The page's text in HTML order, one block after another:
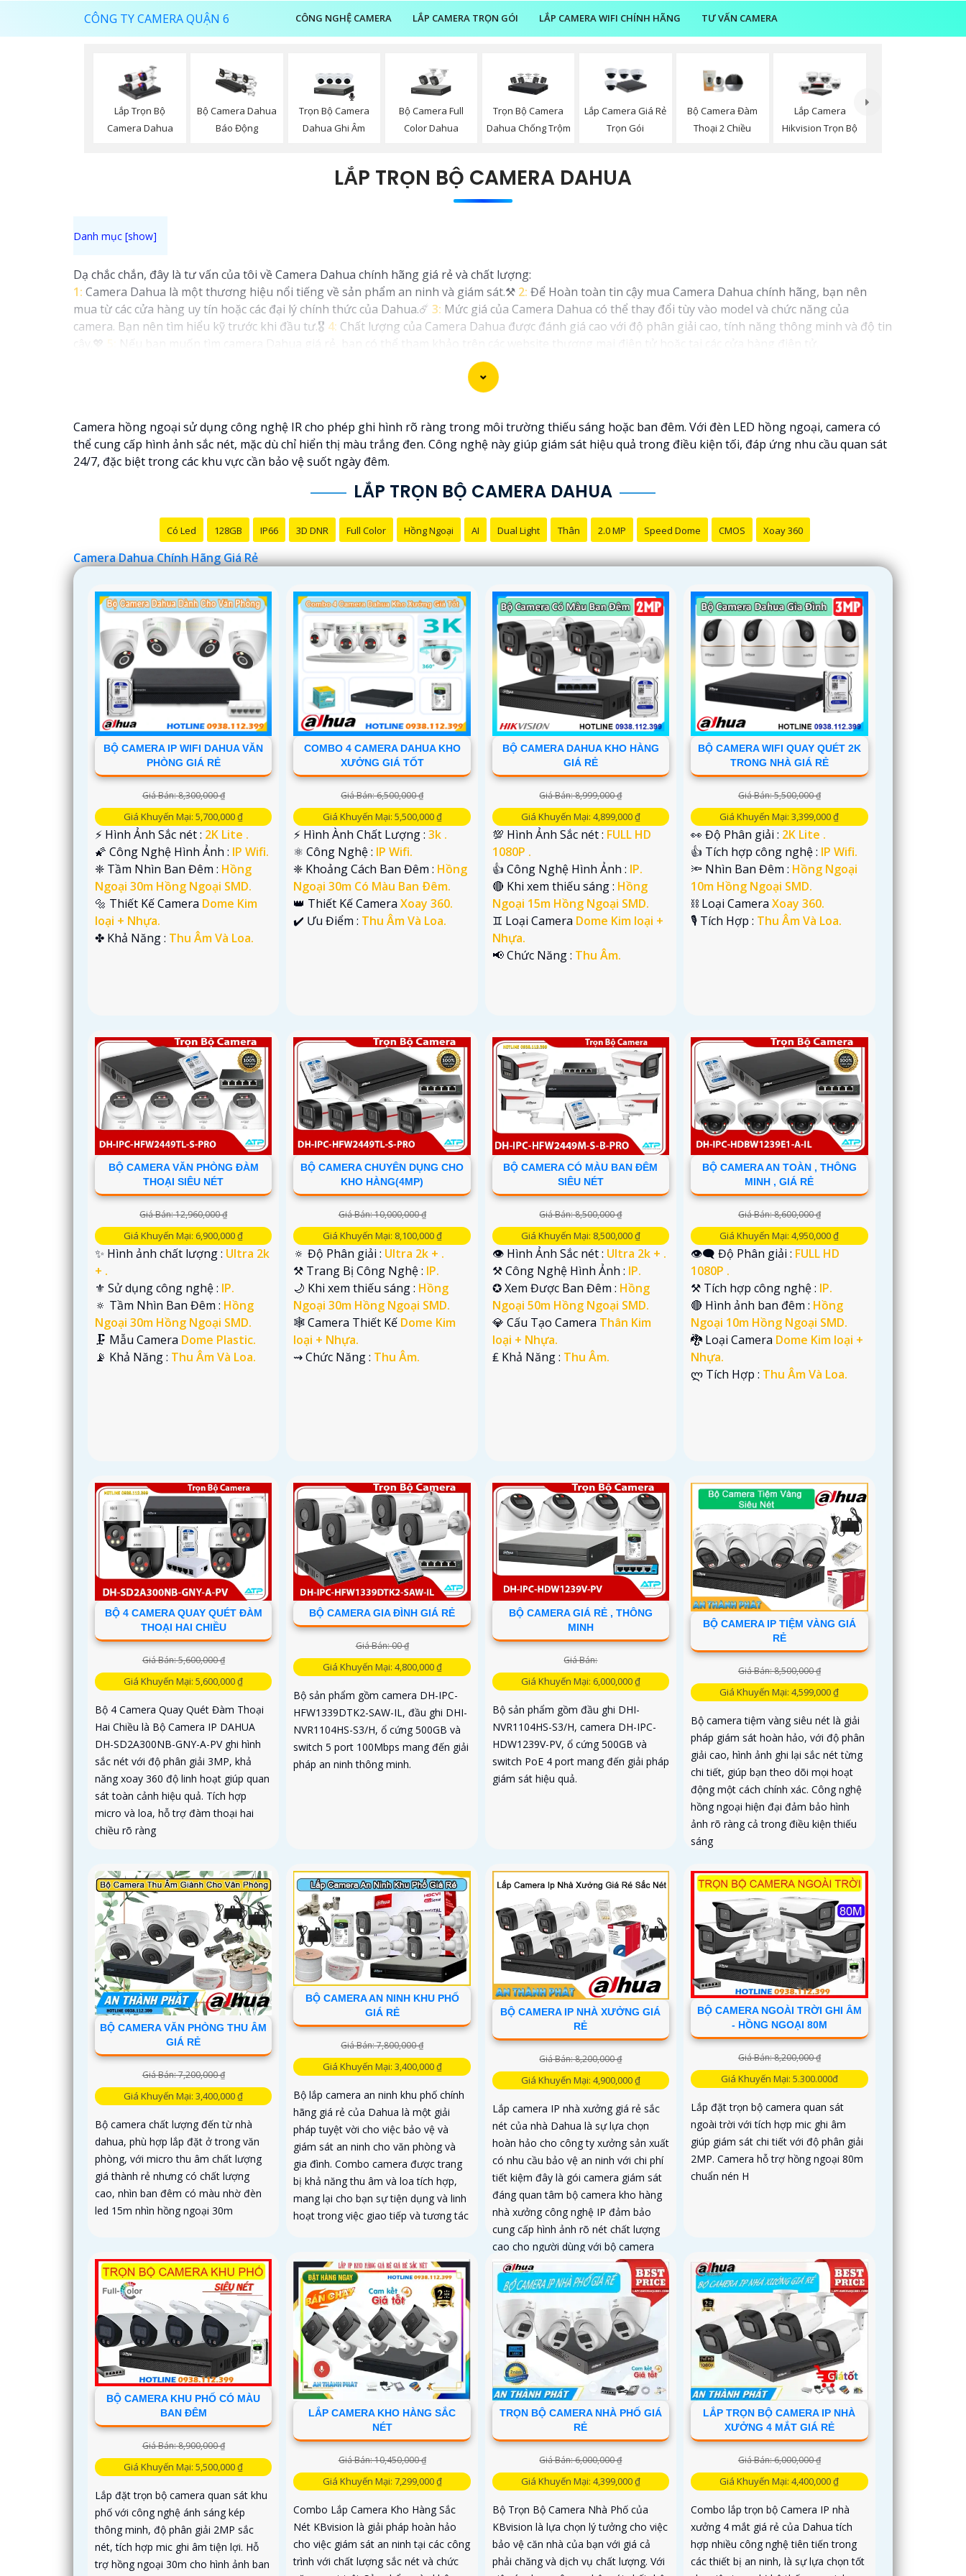
CÔNG TY CAMERA QUẬN 6 CÔNG NGHỆ CAMERA LẮP CAMERA TRỌN GÓI LẮP CAMERA WIFI CHÍNH HÃNG TƯ VẤN CAMERA
Lắp Trọn Bộ
Camera Dahua
Bộ Camera Dahua
Báo Động
Trọn Bộ Camera
Dahua Ghi Âm
Bộ Camera Full
Color Dahua
Trọn Bộ Camera
Dahua Chống Trộm
Lắp Camera Giá Rẻ
Trọn Gói
Bộ Camera Đàm
Thoại 2 Chiều
Lắp Camera
Hikvision Trọn Bộ
LẮP TRỌN BỘ CAMERA DAHUA
Dạ chắc chắn, đây là tư vấn của tôi về Camera Dahua chính hãng giá rẻ và chất lượng:
1: Camera Dahua là một thương hiệu nổi tiếng về sản phẩm an ninh và giám sát.⚒ 2: Để Hoàn toàn tin cậy mua Camera Dahua chính hãng, bạn nên
mua từ các cửa hàng uy tín hoặc các đại lý chính thức của Dahua.☄️ 3: Mức giá của Camera Dahua có thể thay đổi tùy vào model và chức năng của
camera. Bạn nên tìm hiểu kỹ trước khi đầu tư.🎖️ 4: Chất lượng của Camera Dahua được đánh giá cao với độ phân giải cao, tính năng thông minh và độ tin
cậy.💖 5: Nếu bạn muốn tìm camera Dahua giá rẻ, bạn có thể tham khảo trên các website thương mại điện tử hoặc tại các cửa hàng điện tử.
Hy vọng rằng những thông tin trên sẽ giúp bạn chọn lựa được Camera Dahua chính hãng, giá rẻ và chất lượng. Nếu bạn có thêm câu hỏi hoặc cần tư
Camera hồng ngoại sử dụng công nghệ IR cho phép ghi hình rõ ràng trong môi trường thiếu sáng hoặc ban đêm. Với đèn LED hồng ngoại, camera có
thể cung cấp hình ảnh sắc nét, mặc dù chỉ hiển thị màu trắng đen. Công nghệ này giúp giám sát hiệu quả trong điều kiện tối, đáp ứng nhu cầu quan sát
24/7, đặc biệt trong các khu vực cần bảo vệ suốt ngày đêm.
LẮP TRỌN BỘ CAMERA DAHUA
Có Led 128GB IP66 3D DNR Full Color Hồng Ngoại AI Dual Light Thân 2.0 MP Speed Dome CMOS Xoay 360
Camera Dahua Chính Hãng Giá Rẻ
BỘ CAMERA IP WIFI DAHUA VĂN
PHÒNG GIÁ RẺ
Giá Bán: 8,300,000 ₫
Giá Khuyến Mại: 5,700,000 ₫
️⚡ Hình Ảnh Sắc nét : 2K Lite .
🌠 Công Nghệ Hình Ảnh : IP Wifi.
❈ Tầm Nhìn Ban Đêm : Hồng
Ngoại 30m Hồng Ngoại SMD.
🔩 Thiết Kế Camera Dome Kim
loại + Nhựa.
️✤ Khả Năng : Thu Âm Và Loa.
COMBO 4 CAMERA DAHUA KHO
XƯỞNG GIÁ TỐT
Giá Bán: 6,500,000 ₫
Giá Khuyến Mại: 5,500,000 ₫
️⚡ Hình Ành Chất Lượng :3k .
⚛️ Công Nghệ : IP Wifi.
❈ Khoảng Cách Ban Đêm : Hồng
Ngoại 30m Có Màu Ban Ðêm.
👑 Thiết Kế CameraXoay 360.
️✔️ Ưu Điểm : Thu Âm Và Loa.
BỘ CAMERA DAHUA KHO HÀNG
GIÁ RẺ
Giá Bán: 8,999,000 ₫
Giá Khuyến Mại: 4,899,000 ₫
💯 Hình Ảnh Sắc nét : FULL HD
1080P .
👍 Công Nghệ Hình Ảnh : IP.
🔴 Khi xem thiếu sáng : Hồng
Ngoại 15m Hồng Ngoại SMD.
♊ Loại Camera Dome Kim loại +
Nhựa.
️📢 Chức Năng : Thu Âm.
BỘ CAMERA WIFI QUAY QUÉT 2K
TRONG NHÀ GIÁ RẺ
Giá Bán: 5,500,000 ₫
Giá Khuyến Mại: 3,399,000 ₫
👀 Độ Phân giải : 2K Lite .
👍 Tích hợp công nghệ : IP Wifi.
🔦 Nhìn Ban Đêm : Hồng Ngoại
10m Hồng Ngoại SMD.
⛓ Loại CameraXoay 360.
️🎙 Tích Hợp : Thu Âm Và Loa.
BỘ CAMERA VĂN PHÒNG ĐÀM
THOẠI SIÊU NÉT
Giá Bán: 12,960,000 ₫
Giá Khuyến Mại: 6,900,000 ₫
✨ Hình ảnh chất lượng : Ultra 2k
+ .
⚜️ Sử dụng công nghệ : IP.
🔅 Tầm Nhìn Ban Đêm : Hồng
Ngoại 30m Hồng Ngoại SMD.
🗜️ Mẫu Camera Dome Plastic.
️📡 Khả Năng : Thu Âm Và Loa.
BỘ CAMERA CHUYÊN DỤNG CHO
KHO HÀNG(4MP)
Giá Bán: 10,000,000 ₫
Giá Khuyến Mại: 8,100,000 ₫
🔅 Độ Phân giải : Ultra 2k + .
⚒ Trang Bị Công Nghệ : IP.
🌙 Khi xem thiếu sáng : Hồng
Ngoại 30m Hồng Ngoại SMD.
🕸️ Camera Thiết Kế Dome Kim
loại + Nhựa.
️⇝ Chức Năng : Thu Âm.
BỘ CAMERA CÓ MÀU BAN ĐÊM
SIÊU NÉT
Giá Bán: 8,500,000 ₫
Giá Khuyến Mại: 8,500,000 ₫
👁 Hình Ảnh Sắc nét : Ultra 2k + .
⚒ Công Nghệ Hình Ảnh : IP.
✪ Xem Được Ban Đêm : Hồng
Ngoại 50m Hồng Ngoại SMD.
💎 Cấu Tạo Camera Thân Kim
loại + Nhựa.
️₤ Khả Năng : Thu Âm.
BỘ CAMERA AN TOÀN , THÔNG
MINH , GIÁ RẺ
Giá Bán: 8,600,000 ₫
Giá Khuyến Mại: 4,950,000 ₫
👁️‍🗨 Độ Phân giải : FULL HD
1080P .
⚒ Tích hợp công nghệ : IP.
🔴 Hình ảnh ban đêm : Hồng
Ngoại 10m Hồng Ngoại SMD.
🐉️ Loại Camera Dome Kim loại +
Nhựa.
️ლ Tích Hợp : Thu Âm Và Loa.
BỘ 4 CAMERA QUAY QUÉT ĐÀM
THOẠI HAI CHIỀU
Giá Bán: 5,600,000 ₫
Giá Khuyến Mại: 5,600,000 ₫
Bộ 4 Camera Quay Quét Đàm Thoại
Hai Chiều là Bộ Camera IP DAHUA
DH-SD2A300NB-GNY-A-PV ghi hình
sắc nét với độ phân giải 3MP, khả
năng xoay 360 độ linh hoạt giúp quan
sát toàn cảnh hiệu quả. Tích hợp
micro và loa, hỗ trợ đàm thoại hai
chiều rõ ràng
BỘ CAMERA GIA ĐÌNH GIÁ RẺ
Giá Bán: 00 ₫
Giá Khuyến Mại: 4,800,000 ₫
Bộ sản phẩm gồm camera DH-IPC-
HFW1339DTK2-SAW-IL, đầu ghi DHI-
NVR1104HS-S3/H, ổ cứng 500GB và
switch 5 port 100Mbps mang đến giải
pháp an ninh thông minh.
BỘ CAMERA GIÁ RẺ , THÔNG
MINH
Giá Bán:
Giá Khuyến Mại: 6,000,000 ₫
Bộ sản phẩm gồm đầu ghi DHI-
NVR1104HS-S3/H, camera DH-IPC-
HDW1239V-PV, ổ cứng 500GB và
switch PoE 4 port mang đến giải pháp
giám sát hiệu quả.
BỘ CAMERA IP TIỆM VÀNG GIÁ
RẺ
Giá Bán: 8,500,000 ₫
Giá Khuyến Mại: 4,599,000 ₫
Bộ camera tiệm vàng siêu nét là giải
pháp giám sát hoàn hảo, với độ phân
giải cao, hình ảnh ghi lại sắc nét từng
chi tiết, giúp bạn theo dõi mọi hoạt
động một cách chính xác. Công nghệ
hồng ngoại hiện đại đảm bảo hình
ảnh rõ ràng cả trong điều kiện thiếu
sáng
BỘ CAMERA VĂN PHÒNG THU ÂM
GIÁ RẺ
Giá Bán: 7,200,000 ₫
Giá Khuyến Mại: 3,400,000 ₫
Bộ camera chất lượng đến từ nhà
dahua, phù hợp lắp đặt ở trong văn
phòng, với micro thu âm chất lượng
giá thành rẻ nhưng có chất lượng
cao, nhìn ban đêm có màu nhờ đèn
led 15m nhìn hồng ngoại 30m
BỘ CAMERA AN NINH KHU PHỐ
GIÁ RẺ
Giá Bán: 7,800,000 ₫
Giá Khuyến Mại: 3,400,000 ₫
Bộ lắp camera an ninh khu phố chính
hãng giá rẻ của Dahua là một giải
pháp tuyệt vời cho việc bảo vệ và
giám sát an ninh cho văn phòng và
gia đình. Combo camera được trang
bị khả năng thu âm và loa tích hợp,
mang lại cho bạn sự tiện dụng và linh
hoạt trong việc giao tiếp và tương tác
BỘ CAMERA IP NHÀ XƯỞNG GIÁ
RẺ
Giá Bán: 8,200,000 ₫
Giá Khuyến Mại: 4,900,000 ₫
Lắp camera IP nhà xưởng giá rẻ sắc
nét của nhà Dahua là sự lựa chọn
hoàn hảo cho công ty xưởng sản xuất
có nhu cầu bảo vệ an ninh với chi phí
tiết kiệm đây là gói camera giám sát
đáng quan tâm bộ camera kho hàng
nhà xưởng công nghệ IP đảm bảo
cung cấp hình ảnh rõ nét chất lượng
cao cho người dùng với bộ camera
camera IP Dahua bảo vệ an ninh cho
xưởng sản xuất tuyệt đối.
BỘ CAMERA NGOÀI TRỜI GHI ÂM
- HỒNG NGOẠI 80M
Giá Bán: 8,200,000 ₫
Giá Khuyến Mại: 5.300.000đ
Lắp đặt trọn bộ camera quan sát
ngoài trời với tích hợp mic ghi âm
giúp giám sát chi tiết với độ phân giải
2MP. Camera hỗ trợ hồng ngoại 80m
chuẩn nén H
BỘ CAMERA KHU PHỐ CÓ MÀU
BAN ĐÊM
Giá Bán: 8,900,000 ₫
Giá Khuyến Mại: 5,500,000 ₫
Lắp đặt trọn bộ camera quan sát khu
phố với công nghệ ánh sáng kép
thông minh, độ phân giải 2MP sắc
nét, tích hợp mic ghi âm tiện lợi. Hỗ
trợ hồng ngoại 30m cho hình ảnh ban
LẮP CAMERA KHO HÀNG SẮC
NÉT
Giá Bán: 10,450,000 ₫
Giá Khuyến Mại: 7,299,000 ₫
Combo Lắp Camera Kho Hàng Sắc
Nét KBvision là giải pháp hoàn hảo
cho việc giám sát an ninh tại các công
trình với chất lượng sắc nét và chức
TRỌN BỘ CAMERA NHÀ PHỐ GIÁ
RẺ
Giá Bán: 6,000,000 ₫
Giá Khuyến Mại: 4,399,000 ₫
Bộ Trọn Bộ Camera Nhà Phố của
KBvision là lựa chọn lý tưởng cho việc
bảo vệ căn nhà của bạn với giá cả
phải chăng và dịch vụ chất lượng. Với
LẮP TRỌN BỘ CAMERA IP NHÀ
XƯỞNG 4 MẮT GIÁ RẺ
Giá Bán: 6,000,000 ₫
Giá Khuyến Mại: 4,400,000 ₫
Combo lắp trọn bộ Camera IP nhà
xưởng 4 mắt giá rẻ của Dahua tích
hợp nhiều công nghệ tiên tiến trong
các thiết bị an ninh, là sự lựa chọn tốt